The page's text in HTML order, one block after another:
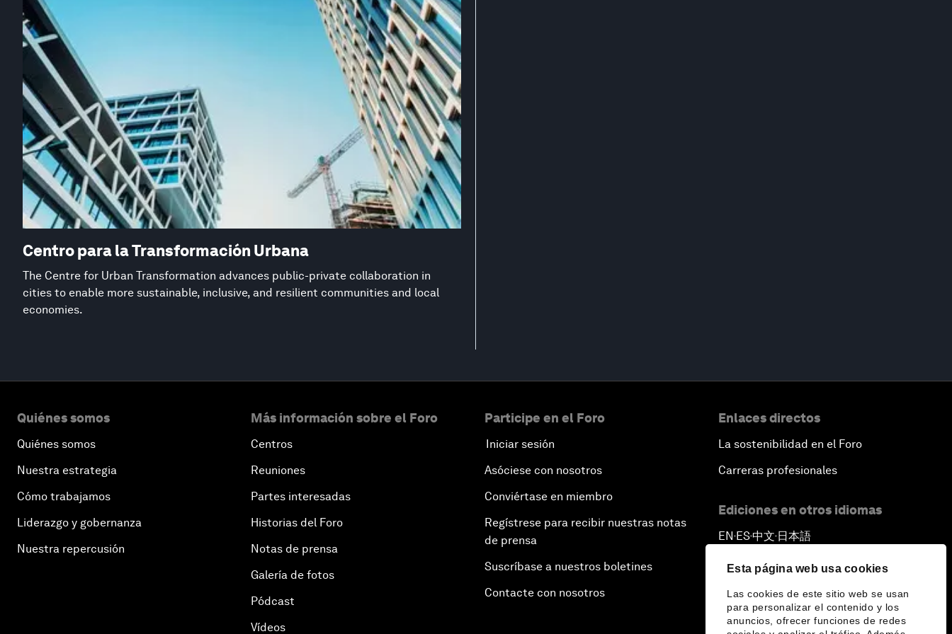
Esta página web usa cookies
Las cookies de este sitio web se usan
para personalizar el contenido y los
anuncios, ofrecer funciones de redes
Centro para la Transformación Urbana
The Centre for Urban Transformation advances public-private collaboration in
cities to enable more sustainable, inclusive, and resilient communities and local
economies.
Quiénes somos
Quiénes somos
Nuestra estrategia
Cómo trabajamos
Liderazgo y gobernanza
Nuestra repercusión
Más información sobre el Foro
Centros
Reuniones
Partes interesadas
Historias del Foro
Notas de prensa
Galería de fotos
Pódcast
Vídeos
Participe en el Foro
Iniciar sesión
Asóciese con nosotros
Conviértase en miembro
Regístrese para recibir nuestras notas
de prensa
Suscríbase a nuestros boletines
Contacte con nosotros
Enlaces directos
La sostenibilidad en el Foro
Carreras profesionales
Ediciones en otros idiomas
EN ▪ES▪中文▪ 日本語